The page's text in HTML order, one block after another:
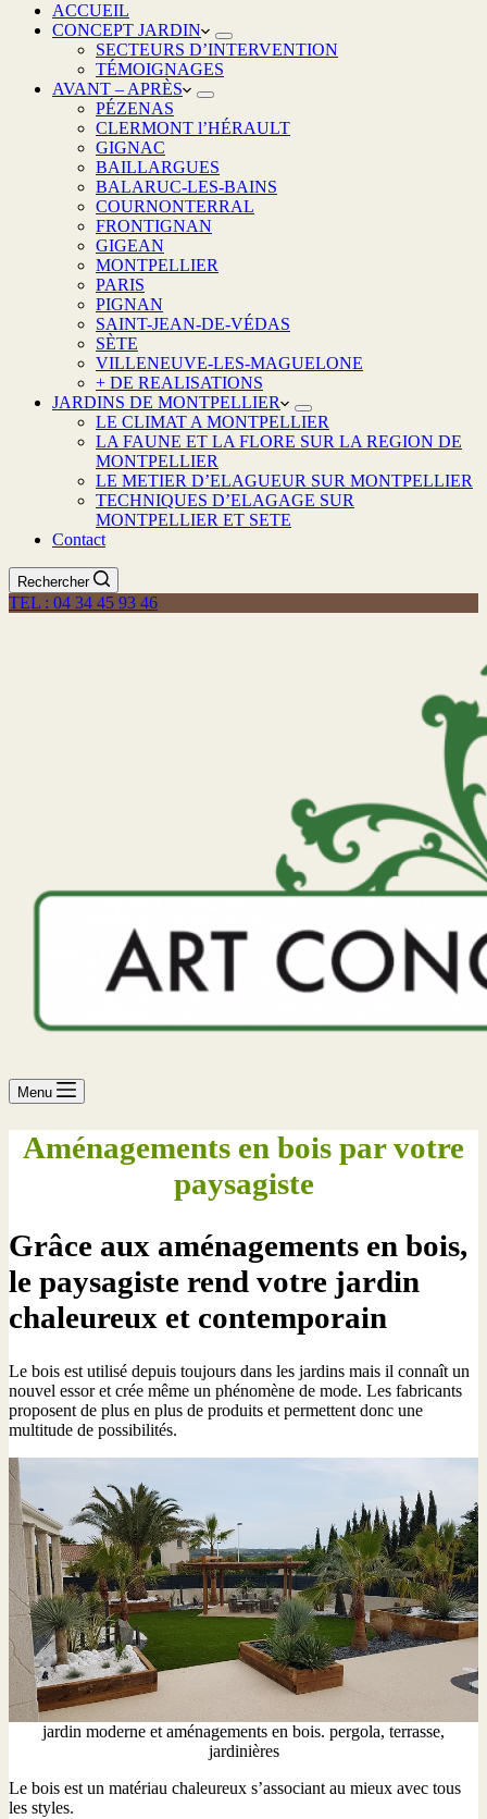
ACCUEIL
CONCEPT JARDIN
SECTEURS D’INTERVENTION
TÉMOIGNAGES
AVANT – APRÈS
PÉZENAS
CLERMONT l’HÉRAULT
GIGNAC
BAILLARGUES
BALARUC-LES-BAINS
COURNONTERRAL
FRONTIGNAN
GIGEAN
MONTPELLIER
PARIS
PIGNAN
SAINT-JEAN-DE-VÉDAS
SÈTE
VILLENEUVE-LES-MAGUELONE
+ DE REALISATIONS
JARDINS DE MONTPELLIER
LE CLIMAT A MONTPELLIER
LA FAUNE ET LA FLORE SUR LA REGION DE
MONTPELLIER
LE METIER D’ELAGUEUR SUR MONTPELLIER
TECHNIQUES D’ELAGAGE SUR
MONTPELLIER ET SETE
Contact
Rechercher
TEL : 04 34 45 93 46
Menu
Aménagements en bois par votre
paysagiste
Grâce aux aménagements en bois,
le paysagiste rend votre jardin
chaleureux et contemporain
Le bois est utilisé depuis toujours dans les jardins mais il connaît un
nouvel essor et crée même un phénomène de mode. Les fabricants
proposent de plus en plus de produits et permettent donc une
multitude de possibilités.
jardin moderne et aménagements en bois. pergola, terrasse,
jardinières
Le bois est un matériau chaleureux s’associant au mieux avec tous
les styles.